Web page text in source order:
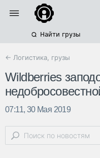
Найти грузы
← Логистика, грузы
Wildberries
07:11, 30 Мая 2019